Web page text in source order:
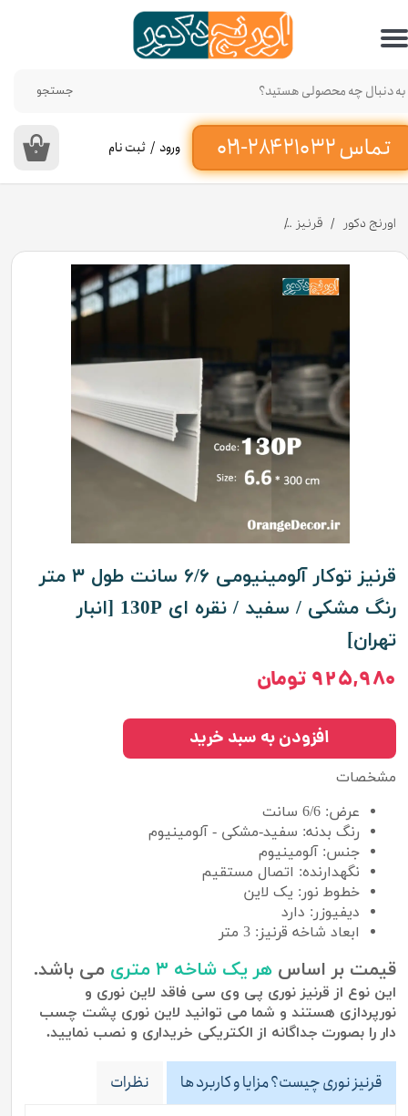
تماس ۳۲ ۲۱۰ ۲۸۴-۰۲۱‌
جستجو
۰ ورود / ثبت نام
حساب کاربری من
تغییر گذر واژه
سفارشات
خروج از حساب کاربری
اورنج دکور قرنیز
قرنیز توکار آلومینیومی ۶/۶ سانت طول ۳ متر
رنگ مشکی / سفید / نقره ای 130P [انبار
تهران]
۹۲۵,۹۸۰ تومان
مشخصات
عرض: 6/6 سانت
رنگ بدنه: سفید-مشکی - آلومینیوم
جنس: آلومینیوم
نگهدارنده: اتصال مستقیم
خطوط نور: یک لاین
دیفیوزر: دارد
ابعاد شاخه قرنیز: 3 متر
قیمت بر اساس هر یک شاخه ۳ متری می باشد.
این نوع از قرنیز نوری پی وی سی فاقد لاین نوری و
نورپردازی هستند و شما می توانید لاین نوری پشت چسب
دار را بصورت جداگانه از الکتریکی خریداری و نصب نمایید.
افزودن به سبد خرید
قرنیز نوری چیست؟ مزایا و کاربرد ها
نظرات